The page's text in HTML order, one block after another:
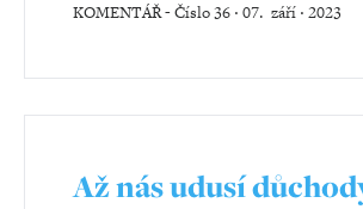
KOMENTÁŘ-Číslo 36 ‧ 07. září ‧ 2023
Až nás udusí